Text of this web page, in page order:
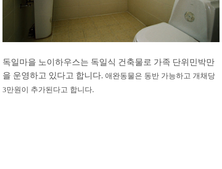
독일마을 노이하우스는 독일식 건축물로 가족 단위민박만
을 운영하고 있다고 합니다. 애완동물은 동반 가능하고 개채당
3만원이 추가된다고 합니다.